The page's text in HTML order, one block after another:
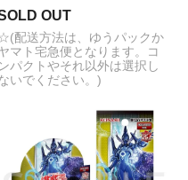
デッキ パワー・オブ・
ました！
スターターセット メガ
ガディアンシーex 販売
ゲンガーex
OUT
配送方法は、ゆうパックか
マト宅急便となります。コ
ンパクトやそれ以外は選択し
いでください。)